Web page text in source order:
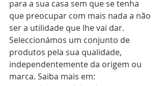
para a sua casa sem que se tenha
que preocupar com mais nada a não
ser a utilidade que lhe vai dar.
Seleccionámos um conjunto de
produtos pela sua qualidade,
independentemente da origem ou
marca. Saiba mais em: